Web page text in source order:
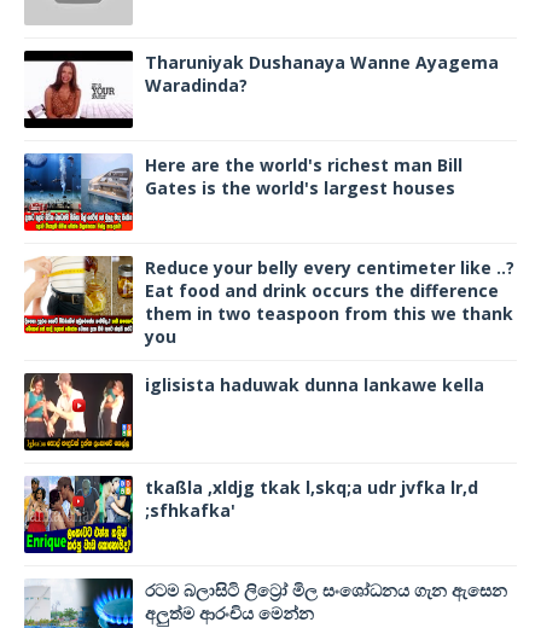
Tharuniyak Dushanaya Wanne Ayagema
Waradinda?
Here are the world's richest man Bill
Gates is the world's largest houses
Reduce your belly every centimeter like ..?
Eat food and drink occurs the difference
them in two teaspoon from this we thank
you
iglisista haduwak dunna lankawe kella
tkaßla ,xldjg tkak l,skq;a udr jvfka lr,d
;sfhkafka'
රටම බලාසිටි ලිට්‍රෝ මිල සංශෝධනය ගැන ඇසෙන
අලුත්ම ආරංචිය මෙන්න